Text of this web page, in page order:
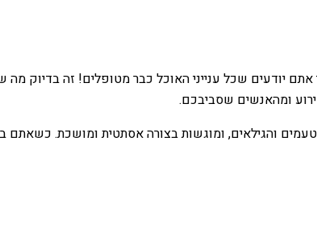
יודעים שכל ענייני האוכל כבר מטופלים! זה בדיוק
ומהאנשים שסביבכם.
והגילאים, ומוגשות בצורה אסתטית ומושכת. כשאתם